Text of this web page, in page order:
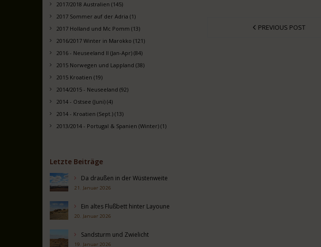
PREVIOUS POST
2017/2018 Australien (145)
2017 Sommer auf der Adria (1)
2017 Holland und Mc Pomm (13)
2016/2017 Winter in Marokko (121)
2016 - Neuseeland II (Jan-Apr) (84)
2015 Norwegen und Lappland (38)
2015 Kroatien (19)
2014/2015 - Neuseeland (92)
2014 - Ostsee (Juni) (4)
2014 - Kroatien (Sept.) (13)
2013/2014 - Portugal & Spanien (Winter) (1)
Letzte Beiträge
Da draußen in der Wüstenweite
21. Januar 2026
Ein altes Flußbett hinter Layoune
20. Januar 2026
Sandsturm und Zwielicht
19. Januar 2026